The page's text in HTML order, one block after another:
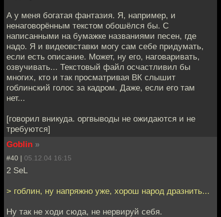
А у меня богатая фантазия. Я, например, и
ненаговорённым текстом обошёлся бы. С
написанными на бумажке названиями песен, где
надо. Я и видеовставки могу сам себе придумать,
если есть описание. Может, ну его, наговаривать,
озвучивать... Текстовый файл осчастливил бы
многих, кто и так просматривая ВК слышит
гоблинский голос за кадром. Даже, если его там
нет...
[говорил вникуда. оргвыводы не ожидаются и не
требуются]
Goblin »
#40 | 05.12.04 16:15
2 SeL
> гоблин, ну напряжно уже, хорош народ дразнить...
Ну так не ходи сюда, не нервируй себя.